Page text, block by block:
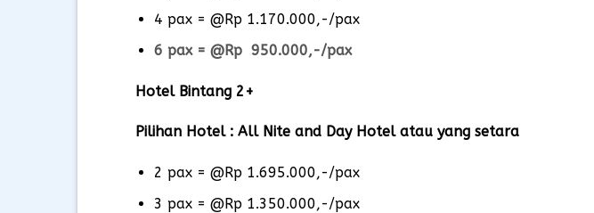
4 pax = @Rp 1.170.000,-/pax
6 pax = @Rp 950.000,-/pax
Hotel Bintang 2+
Pilihan Hotel : All Nite and Day Hotel atau yang setara
2 pax = @Rp 1.695.000,-/pax
3 pax = @Rp 1.350.000,-/pax